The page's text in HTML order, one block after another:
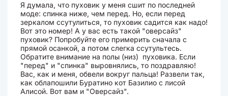
Я думала, что пуховик у меня сшит по последней
моде: спинка ниже, чем перед. Но, если перед
зеркалом ссутулиться, то пуховик садится как надо!
Вот это номер! А у вас есть такой "оверсайз"
пуховик? Попробуйте его примерить сначала с
прямой осанкой, а потом слегка ссутультесь.
Обратите внимание на полы (низ) пуховика. Если
"перед" и "спинка" выровнялись, то поздравляю!
Вас, как и меня, обвели вокруг пальца! Развели так,
как облапошили Буратино кот Базилио с лисой
Алисой. Вот вам и "Оверсайз".